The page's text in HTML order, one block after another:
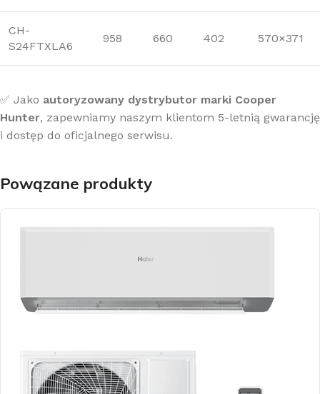
CH-
S24FTXLA6
958 660 402 570×371
✅ Jako autoryzowany dystrybutor marki Cooper
Hunter, zapewniamy naszym klientom 5-letnią gwarancję
i dostęp do oficjalnego serwisu.
Powązane produkty